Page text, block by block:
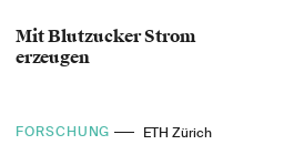
Mit Blutzucker Strom
erzeugen
FORSCHUNG ETH Zürich